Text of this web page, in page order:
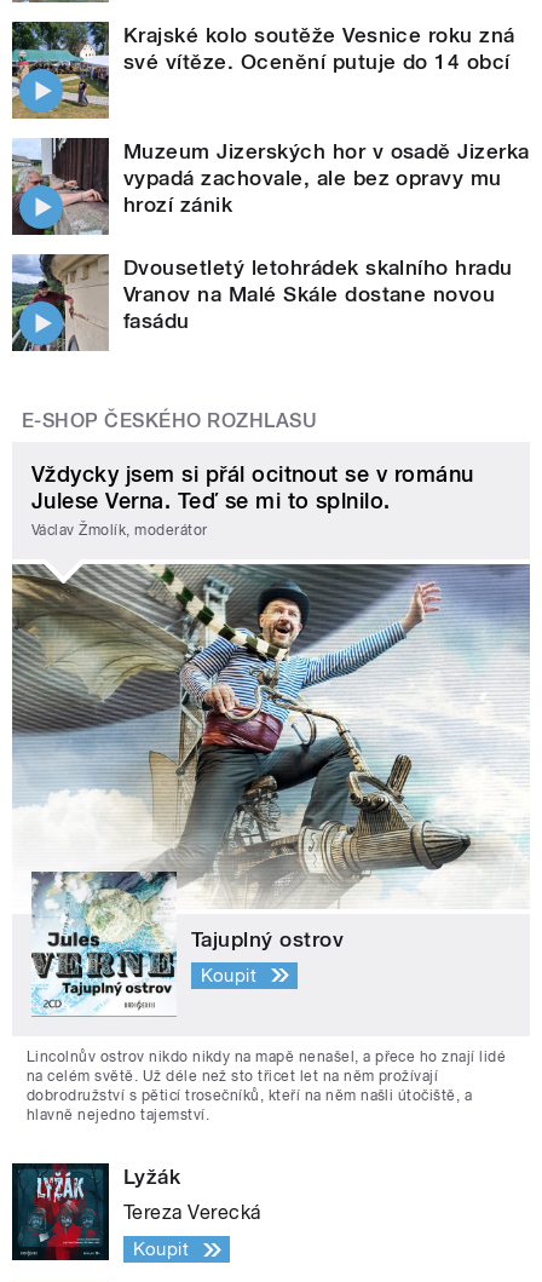
Krajské kolo soutěže Vesnice roku zná
své vítěze. Ocenění putuje do 14 obcí
Muzeum Jizerských hor v osadě Jizerka
vypadá zachovale, ale bez opravy mu
hrozí zánik
Dvousetletý letohrádek skalního hradu
Vranov na Malé Skále dostane novou
fasádu
E-SHOP ČESKÉHO ROZHLASU
Vždycky jsem si přál ocitnout se v románu
Julese Verna. Teď se mi to splnilo.
Václav Žmolík, moderátor
Tajuplný ostrov
Koupit
Lincolnův ostrov nikdo nikdy na mapě nenašel, a přece ho znají lidé
na celém světě. Už déle než sto třicet let na něm prožívají
dobrodružství s pěticí trosečníků, kteří na něm našli útočiště, a
hlavně nejedno tajemství.
Lyžák
Tereza Verecká
Koupit